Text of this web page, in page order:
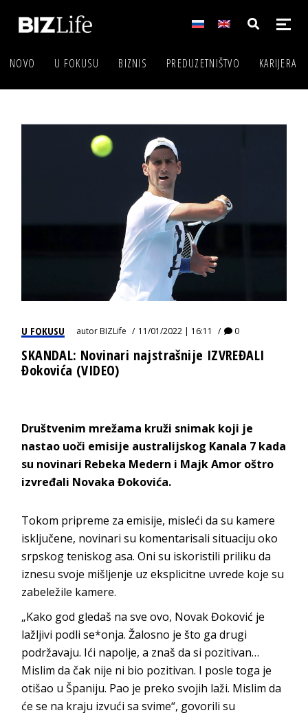
NOVO U FOKUSU BIZNIS PREDUZETNIŠTVO KARIJERA
U FOKUSU autorBIZLife 11/01/2022 | 16:11 0
SKANDAL: Novinari najstrašnije IZVREĐALI
Đokovića (VIDEO)
Društvenim mrežama kruži snimak koji je
nastao uoči emisije australijskog Kanala 7 kada
su novinari Rebeka Medern i Majk Amor oštro
izvređali Novaka Đokovića.
Tokom pripreme za emisije, misleći da su kamere
isključene, novinari su komentarisali situaciju oko
srpskog teniskog asa. Oni su iskoristili priliku da
iznesu svoje mišljenje uz eksplicitne uvrede koje su
zabeležile kamere.
„Kako god gledaš na sve ovo, Novak Đoković je
lažljivi podli se*onja. Žalosno je što ga drugi
podržavaju. Ići napolje, a znaš da si pozitivan…
Mislim da čak nije ni bio pozitivan. I posle toga je
otišao u Španiju. Pao je preko svojih laži. Mislim da
će se na kraju izvući sa svime“, govorili su